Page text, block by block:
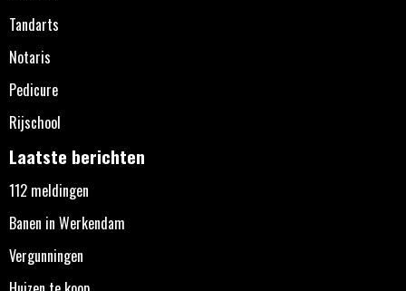
Tandarts
Notaris
Pedicure
Rijschool
Laatste berichten
112 meldingen
Banen in Werkendam
Vergunningen